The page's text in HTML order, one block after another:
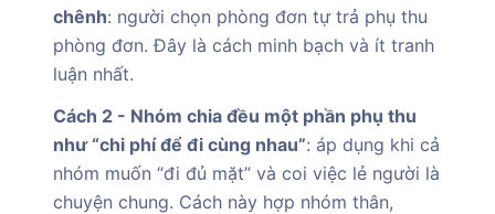
chênh: người chọn phòng đơn tự trả phụ thu
phòng đơn. Đây là cách minh bạch và ít tranh
luận nhất.
Cách 2 - Nhóm chia đều một phần phụ thu
như “chi phí để đi cùng nhau”: áp dụng khi cả
nhóm muốn “đi đủ mặt” và coi việc lẻ người là
chuyện chung. Cách này hợp nhóm thân,